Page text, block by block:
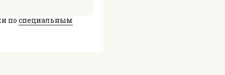
по специальным